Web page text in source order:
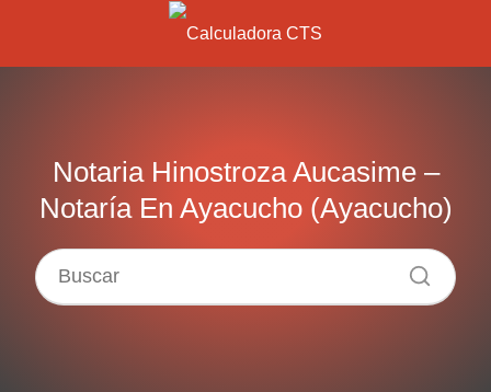
Notaria Hinostroza Aucasime –
Notaría En Ayacucho (Ayacucho)